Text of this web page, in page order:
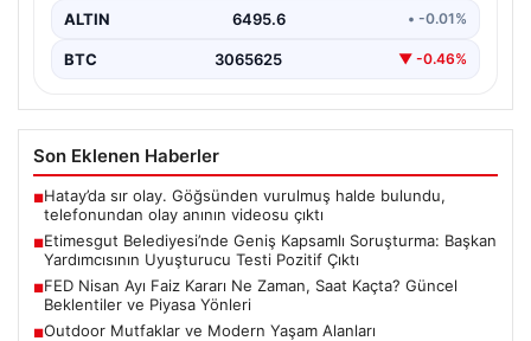
ALTIN 6495.6 • -0.01%
BTC 3065625 ▼ -0.46%
Son Eklenen Haberler
■Hatay’da sır olay. Göğsünden vurulmuş halde bulundu,
telefonundan olay anının videosu çıktı
■Etimesgut Belediyesi’nde Geniş Kapsamlı Soruşturma: Başkan
Yardımcısının Uyuşturucu Testi Pozitif Çıktı
■FED Nisan Ayı Faiz Kararı Ne Zaman, Saat Kaçta? Güncel
Beklentiler ve Piyasa Yönleri
■Outdoor Mutfaklar ve Modern Yaşam Alanları